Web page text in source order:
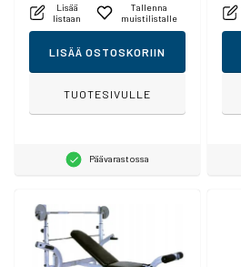
Lisää
listaan
Tallenna
muistilistalle
LISÄÄ OSTOSKORIIN
TUOTESIVULLE
Päävarastossa